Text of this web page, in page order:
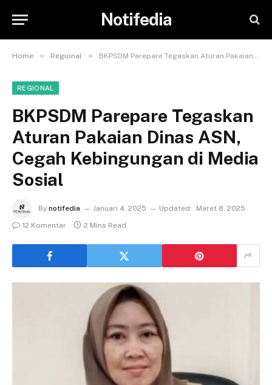
Notifedia
Home » Regional » BKPSDM Parepare Tegaskan Aturan Pakaian Dinas ASN, Cegah Kebingungan di Media Sosial
REGIONAL
BKPSDM Parepare Tegaskan
Aturan Pakaian Dinas ASN,
Cegah Kebingungan di Media
Sosial
By notifedia Januari 4, 2025 Updated:
Maret 8, 2025
12 Komentar
2 Mins Read